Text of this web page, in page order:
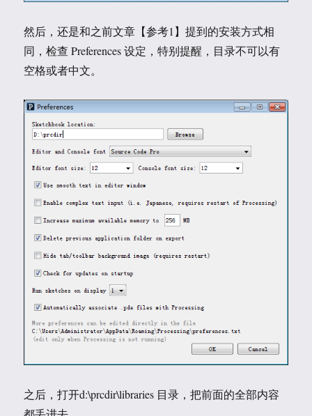
然后，还是和之前文章【参考1】提到的安装方式相
同，检查 Preferences 设定，特别提醒，目录不可以有
空格或者中文。
之后，打开d:\prcdir\libraries 目录，把前面的全部内容